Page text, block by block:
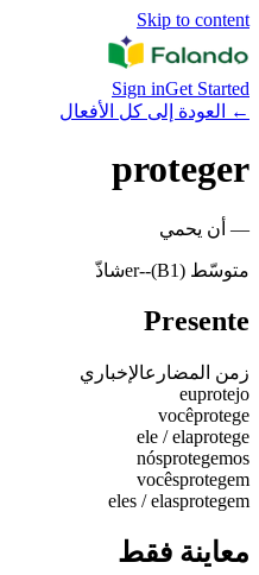
Skip to content
Sign inGet Started
←
العودة إلى كل الأفعال
proteger
— أن يحمي
متوسّط (B1) -
-er شاذّ
Presente
زمن المضارعالإخباري
euprotejo
vocêprotege
ele / elaprotege
nósprotegemos
vocêsprotegem
eles / elasprotegem
معاينة فقط